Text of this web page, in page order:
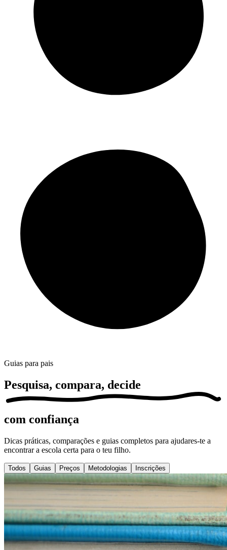
Guias para pais
Pesquisa, compara, decide
com confiança
Dicas práticas, comparações e guias completos para ajudares-te a
encontrar a escola certa para o teu filho.
Todos Guias Preços Metodologias Inscrições